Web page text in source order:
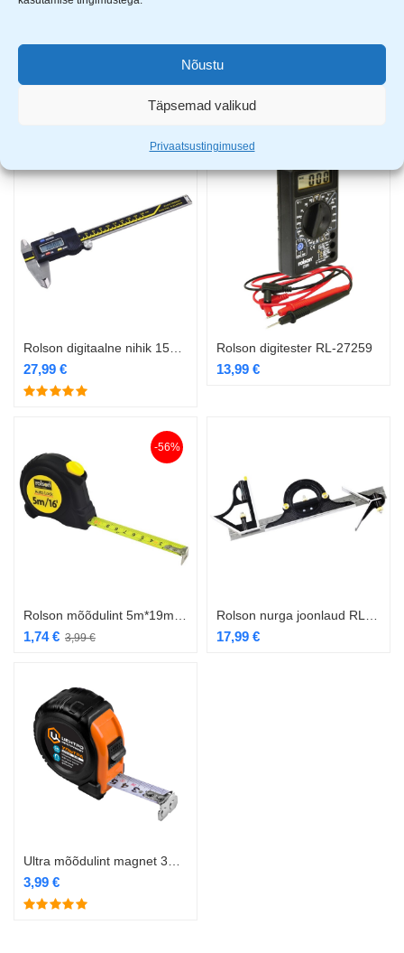
Nõustu
Täpsemad valikud
Privaatsustingimused
21,99€
27,99 €
Rolson digitester RL-27259
13,99 €
-56%
3,99€
1,74€ 17,99 €
3,99 €